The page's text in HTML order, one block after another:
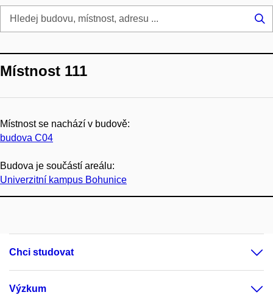
Místnost 111
Místnost se nachází v budově:
budova C04
Budova je součástí areálu:
Univerzitní kampus Bohunice
Chci studovat
Výzkum